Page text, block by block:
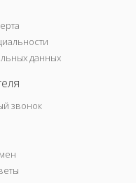
данных
звонок